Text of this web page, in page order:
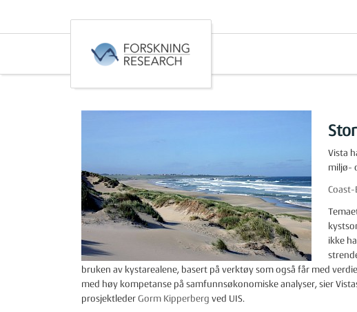
Vista
miljø-
ikke
bruken av kystarealene, basert på verktøy som også får med
med høy kompetanse på samfunnsøkonomiske analyser, sier
prosjektleder Gorm Kipperberg ved UIS.